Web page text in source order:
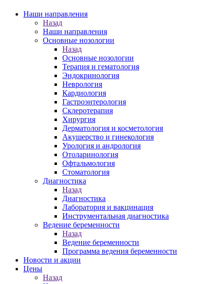
Наши направления
Назад
Наши направления
Основные нозологии
Назад
Основные нозологии
Терапия и гематология
Эндокринология
Неврология
Кардиология
Гастроэнтерология
Склеротерапия
Хирургия
Дерматология и косметология
Акушерство и гинекология
Урология и андрология
Отоларинология
Офтальмология
Стоматология
Диагностика
Назад
Диагностика
Лаборатория и вакцинация
Инструментальная диагностика
Ведение беременности
Назад
Ведение беременности
Программа ведения беременности
Новости и акции
Цены
Назад